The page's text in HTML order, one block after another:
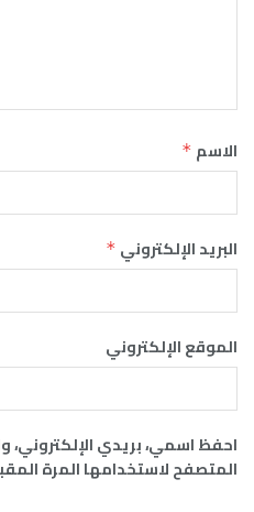
الاسم *
البريد الإلكتروني *
الموقع الإلكتروني
احفظ اسمي، بريدي الإلكتروني،
المتصفح لاستخدامها المرة